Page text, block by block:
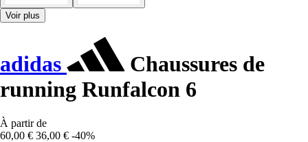
Voir plus
adidas
Chaussures de
running Runfalcon 6
À partir de
60,00 € 36,00 € -40%